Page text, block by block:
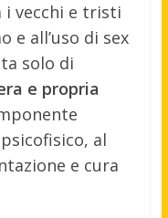
i vecchi e tristi
e all’uso di sex
solo di
e propria
al
e cura